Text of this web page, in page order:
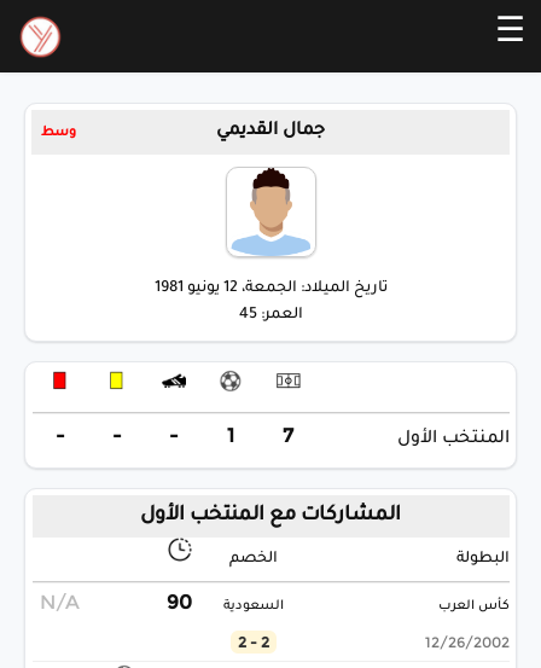
☰
جمال القديمي وسط
تاريخ الميلاد: الجمعة، 12 يونيو 1981
العمر: 45
المنتخب الأول 7
1
-
-
-
المشاركات مع المنتخب الأول
البطولة الخصم
كأس العرب
12/26/2002
السعودية
2 - 2
90
N/A